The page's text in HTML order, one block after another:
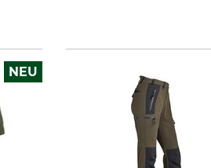
NEU